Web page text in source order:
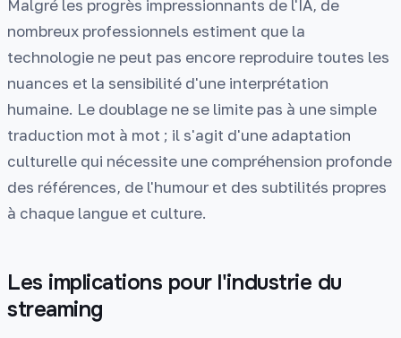
Malgré les progrès impressionnants de l'IA, de
nombreux professionnels estiment que la
technologie ne peut pas encore reproduire toutes les
nuances et la sensibilité d'une interprétation
humaine. Le doublage ne se limite pas à une simple
traduction mot à mot ; il s'agit d'une adaptation
culturelle qui nécessite une compréhension profonde
des références, de l'humour et des subtilités propres
à chaque langue et culture.
Les implications pour l'industrie du
streaming